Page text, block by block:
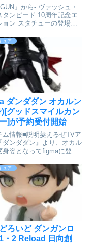
[フィギュラマコレク
]が予約受付開始
』から- ヴァッシュ・
タンピード 10周年記念エ
ョン スタチューの登場で
タンピード 10周年記念エ
ョン スタチュー
』から- ヴァッシュ・
タンピード...
ュア
ダンダダン オカルン
グッドスマイルカン
]が予約受付開始
ム情報■説明萎えるぜTVア
ダンダダン』より、オカル
身姿となってfigmaに登
マスク姿と素顔状態の切り
現が可能●オプションパー
目線交換パーツ」「アクシ
前髪パーツ」「ターボ...
ュア
ろいど ダンガンロ
・2 Reload 日向創